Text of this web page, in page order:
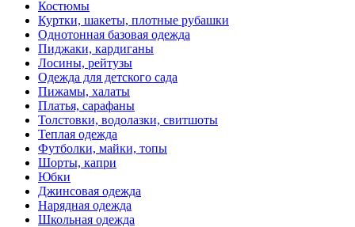
Костюмы
Куртки, шакеты, плотные рубашки
Однотонная базовая одежда
Пиджаки, кардиганы
Лосины, рейтузы
Одежда для детского сада
Пижамы, халаты
Платья, сарафаны
Толстовки, водолазки, свитшоты
Теплая одежда
Футболки, майки, топы
Шорты, капри
Юбки
Джинсовая одежда
Нарядная одежда
Школьная одежда